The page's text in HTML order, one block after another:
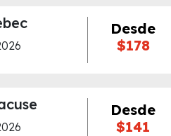
Desde
$178
Desde
$141